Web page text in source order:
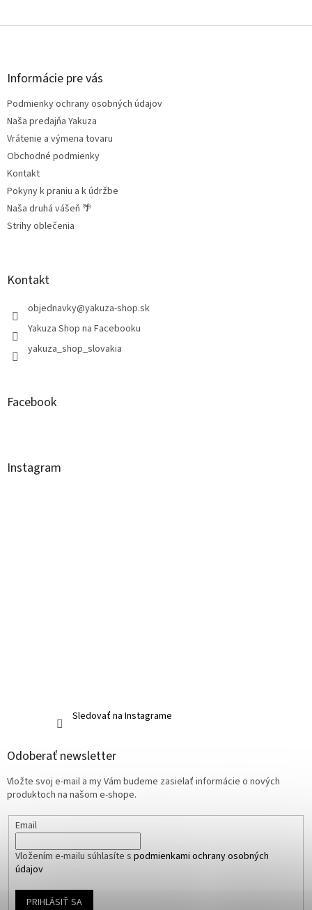
Z
Informácie pre vás
Podmienky ochrany osobných údajov
Naša predajňa Yakuza
Vrátenie a výmena tovaru
Obchodné podmienky
Kontakt
Pokyny k praniu a k údržbe
Naša druhá vášeň 🌴
Strihy oblečenia
Kontakt
objednavky@yakuza-shop.sk
Yakuza Shop na Facebooku
yakuza_shop_slovakia
Facebook
Instagram
Sledovať na Instagrame
Odoberať newsletter
Vložte svoj e-mail a my Vám budeme zasielať informácie o nových
produktoch na našom e-shope.
Email
Vložením e-mailu súhlasíte s podmienkami ochrany osobných
údajov
PRIHLÁSIŤ SA